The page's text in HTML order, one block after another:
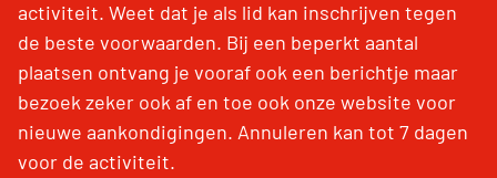
activiteit. Weet dat je als lid kan inschrijven tegen
de beste voorwaarden. Bij een beperkt aantal
plaatsen ontvang je vooraf ook een berichtje maar
bezoek zeker ook af en toe ook onze website voor
nieuwe aankondigingen. Annuleren kan tot 7 dagen
voor de activiteit.